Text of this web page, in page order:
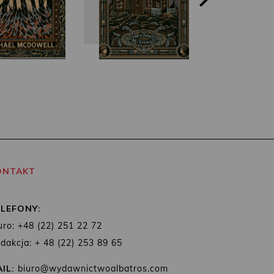
+48 (22) 251 22 72
+ 48 (22) 253 89 65
biuro@wydawnictwoalbatros.com